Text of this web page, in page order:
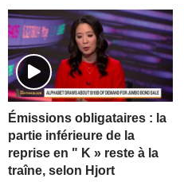
Émissions obligataires : la
partie inférieure de la
reprise en " K » reste à la
traîne, selon Hjort